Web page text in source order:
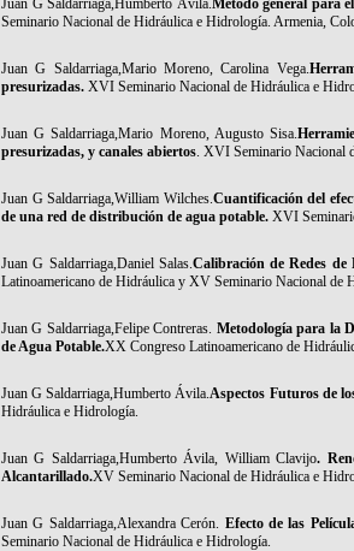
Juan G Saldarriaga,Humberto Ávila.Método general para
Seminario Nacional de Hidráulica e Hidrología. Armenia,
Juan G Saldarriaga,Mario Moreno, Carolina Vega.
presurizadas. XVI Seminario Nacional de Hidráulica e
Juan G Saldarriaga,Mario Moreno, Augusto Sisa.
presurizadas, y canales abiertos. XVI Seminario Nacional
Juan G Saldarriaga,William Wilches.Cuantificación del
de una red de distribución de agua potable. XVI
Juan G Saldarriaga,Daniel Salas.Calibración de Redes
Latinoamericano de Hidráulica y XV Seminario Nacional de
Juan G Saldarriaga,Felipe Contreras. Metodología para la
de Agua Potable.XX Congreso Latinoamericano de
Juan G Saldarriaga,Humberto Ávila.Aspectos Futuros de
Hidráulica e Hidrología.
Juan G Saldarriaga,Humberto Ávila, William Clavijo.
Alcantarillado.XV Seminario Nacional de Hidráulica e
Juan G Saldarriaga,Alexandra Cerón. Efecto de las
Seminario Nacional de Hidráulica e Hidrología.